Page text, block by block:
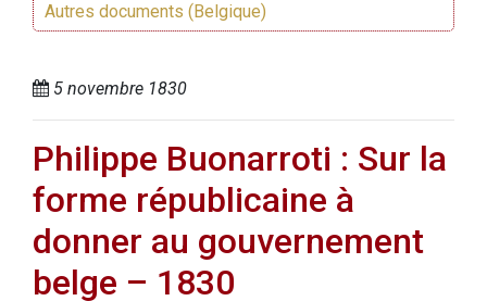
Autres documents (Belgique)
5 novembre 1830
Philippe Buonarroti : Sur la
forme républicaine à
donner au gouvernement
belge – 1830